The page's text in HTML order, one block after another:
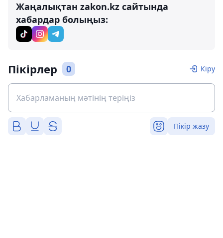
Жаңалықтан zakon.kz сайтында
хабардар болыңыз:
Пікірлер 0 Кіру
Пікір жазу